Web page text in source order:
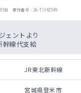
日 案件番号 : 26-TI342549
ェントより
線代支給
JR東北新幹線
宮城県登米市